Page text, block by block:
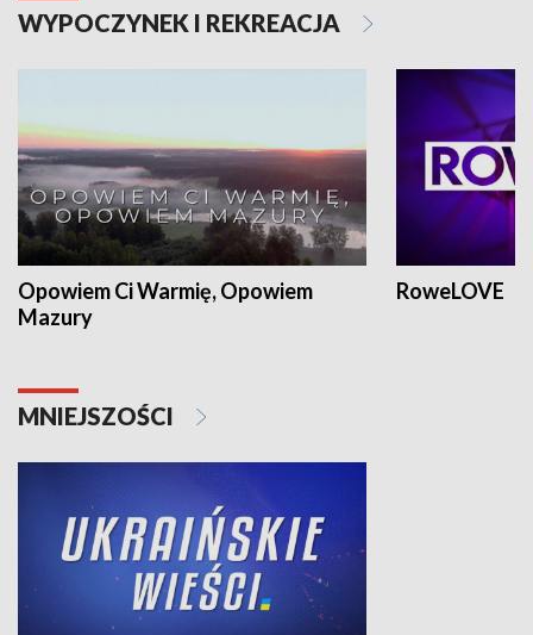
WYPOCZYNEK I REKREACJA
Opowiem Ci Warmię, Opowiem
Mazury
RoweLOVE
MNIEJSZOŚCI